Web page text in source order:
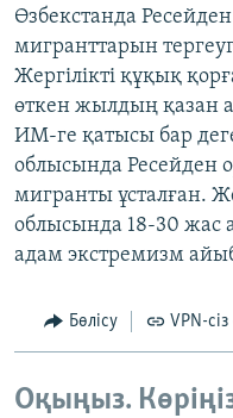
Өзбекстанда
мигранттарын
Жергілікті құқық
өткен жылдың қазан
ИМ-ге қатысы бар
облысында Ресейден
мигранты ұсталған.
облысында 18-30 жас
адам экстремизм
Бөлісу VPN-
Оқыңыз.